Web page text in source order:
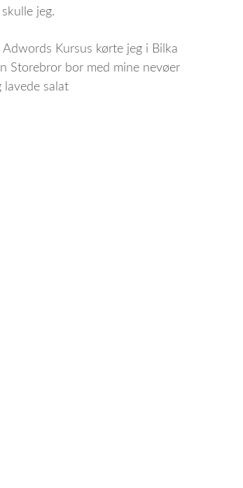
jeg.
Kursus kørte jeg i Bilka
Storebror bor med mine nevøer
lavede salat